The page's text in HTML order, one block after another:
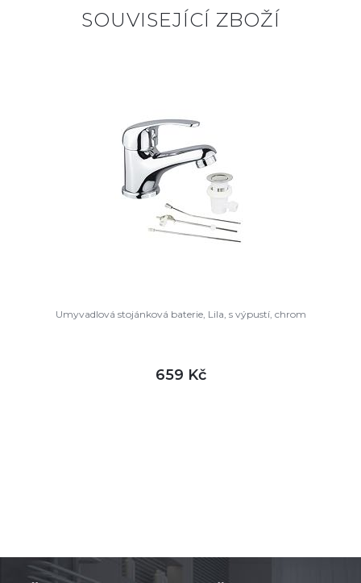
SOUVISEJÍCÍ ZBOŽÍ
Umyvadlová stojánková baterie, Lila, s výpustí, chrom
659 Kč